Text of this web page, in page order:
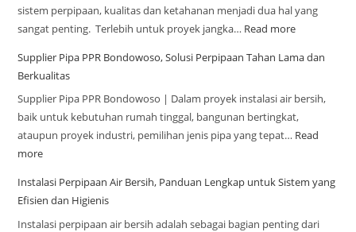
sistem perpipaan, kualitas dan ketahanan menjadi dua hal yang
sangat penting. Terlebih untuk proyek jangka… Read more
Supplier Pipa PPR Bondowoso, Solusi Perpipaan Tahan Lama dan
Berkualitas
Supplier Pipa PPR Bondowoso | Dalam proyek instalasi air bersih,
baik untuk kebutuhan rumah tinggal, bangunan bertingkat,
ataupun proyek industri, pemilihan jenis pipa yang tepat… Read
more
Instalasi Perpipaan Air Bersih, Panduan Lengkap untuk Sistem yang
Efisien dan Higienis
Instalasi perpipaan air bersih adalah sebagai bagian penting dari